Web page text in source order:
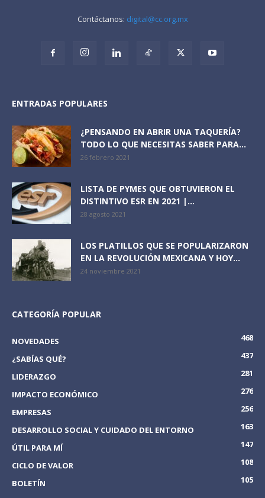
Contáctanos: digital@cc.org.mx
ENTRADAS POPULARES
¿PENSANDO EN ABRIR UNA TAQUERÍA?
TODO LO QUE NECESITAS SABER PARA...
26 febrero 2021
LISTA DE PYMES QUE OBTUVIERON EL
DISTINTIVO ESR EN 2021 |...
28 agosto 2021
LOS PLATILLOS QUE SE POPULARIZARON
EN LA REVOLUCIÓN MEXICANA Y HOY...
24 noviembre 2021
CATEGORÍA POPULAR
NOVEDADES
468
¿SABÍAS QUÉ?
437
LIDERAZGO
281
IMPACTO ECONÓMICO
276
EMPRESAS
256
DESARROLLO SOCIAL Y CUIDADO DEL ENTORNO
163
ÚTIL PARA MÍ
147
CICLO DE VALOR
108
BOLETÍN
105